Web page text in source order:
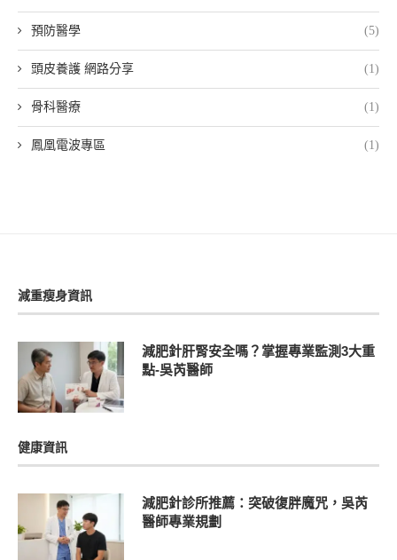
預防醫學 (5)
頭皮養護 網路分享 (1)
骨科醫療 (1)
鳳凰電波專區 (1)
減重瘦身資訊
減肥針肝腎安全嗎？掌握專業監測3大重
點-吳芮醫師
健康資訊
減肥針診所推薦：突破復胖魔咒，吳芮
醫師專業規劃